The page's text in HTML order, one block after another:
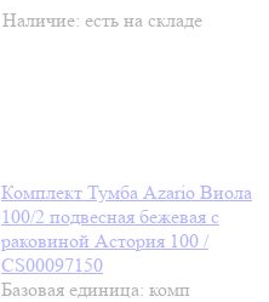
Наличие: есть на складе
Комплект Тумба Azario Виола
100/2 подвесная бежевая с
раковиной Астория 100 /
CS00097150
Базовая единица: комп